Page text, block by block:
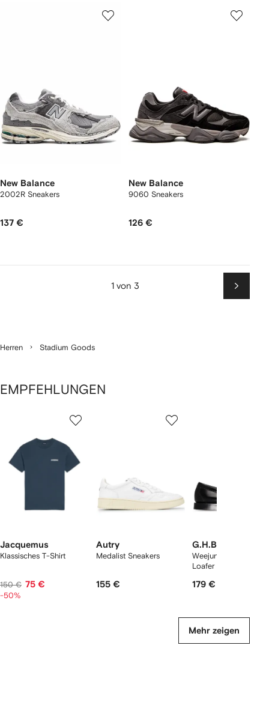
New Balance
2002R Sneakers
137 €
New Balance
9060 Sneakers
126 €
1 von 3
Weiter
Herren Stadium Goods
EMPFEHLUNGEN
Jacquemus
Klassisches T-Shirt
150 € 75 €
-50%
Autry
Medalist Sneakers
155 €
G.H.Bass
Weejuns Larson
Loafer
179 €
Mehr zeigen